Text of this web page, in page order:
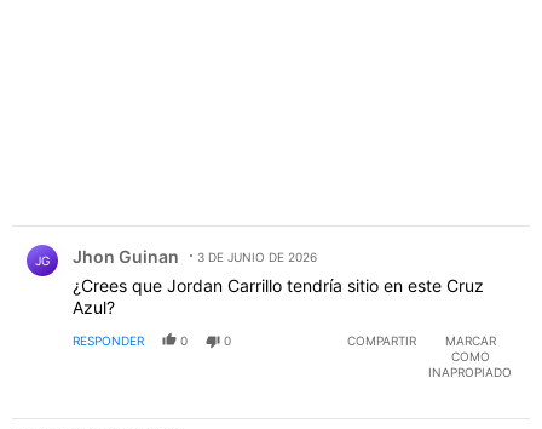
JG Jhon Guinan 3 DE JUNIO DE 2026
¿Crees que Jordan Carrillo tendría sitio en este Cruz
Azul?
RESPONDER 0 0 COMPARTIR
MARCAR
COMO
INAPROPIADO